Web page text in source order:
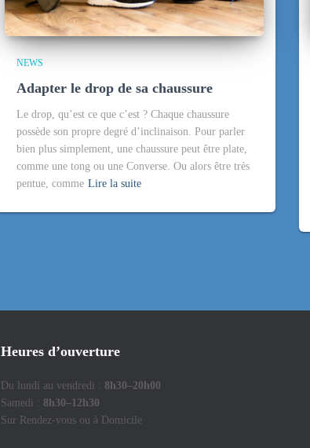
NEWS
Adapter le drop de sa chaussure
Le drop, qu’est ce que c’est ? Chaque chaussure
possède son propre degré d’inclinaison. Pour parler
bien plus simplement, une chaussure peut être plate,
comme une tong ou une Converse. Ou alors être très
pentue, comme Lire la suite
Heures d’ouverture
Du lundi au vendredi : 8h30–20h00
Samedi : 8h30–12h30
Sur Rendez-vous ou à Domicile